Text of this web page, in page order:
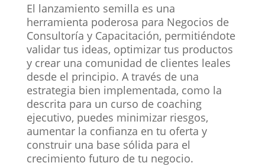
El lanzamiento semilla es una
herramienta poderosa para Negocios de
Consultoría y Capacitación, permitiéndote
validar tus ideas, optimizar tus productos
y crear una comunidad de clientes leales
desde el principio. A través de una
estrategia bien implementada, como la
descrita para un curso de coaching
ejecutivo, puedes minimizar riesgos,
aumentar la confianza en tu oferta y
construir una base sólida para el
crecimiento futuro de tu negocio.